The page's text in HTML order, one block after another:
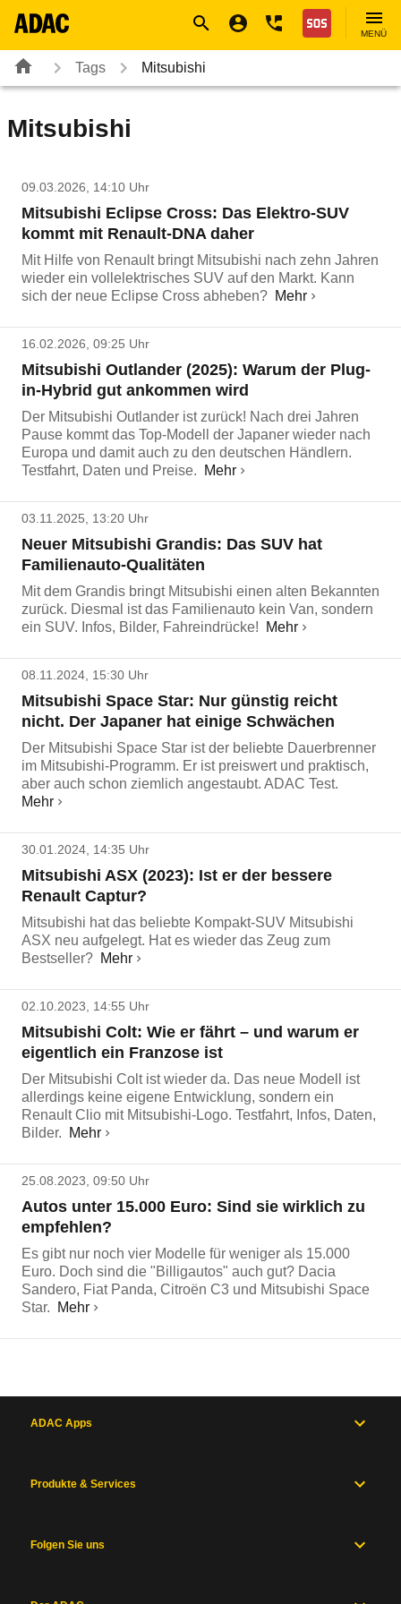
Nothilfe
MENÜ
Tags Mitsubishi
Mitsubishi
09.03.2026, 14:10 Uhr
Mitsubishi Eclipse Cross: Das Elektro-SUV
kommt mit Renault-DNA daher
Mit Hilfe von Renault bringt Mitsubishi nach zehn Jahren
wieder ein vollelektrisches SUV auf den Markt. Kann
sich der neue Eclipse Cross abheben? Mehr
16.02.2026, 09:25 Uhr
Mitsubishi Outlander (2025): Warum der Plug-
in-Hybrid gut ankommen wird
Der Mitsubishi Outlander ist zurück! Nach drei Jahren
Pause kommt das Top-Modell der Japaner wieder nach
Europa und damit auch zu den deutschen Händlern.
Testfahrt, Daten und Preise.
Mehr
03.11.2025, 13:20 Uhr
Neuer Mitsubishi Grandis: Das SUV hat
Familienauto-Qualitäten
Mit dem Grandis bringt Mitsubishi einen alten Bekannten
zurück. Diesmal ist das Familienauto kein Van, sondern
ein SUV. Infos, Bilder, Fahreindrücke!
Mehr
08.11.2024, 15:30 Uhr
Mitsubishi Space Star: Nur günstig reicht
nicht. Der Japaner hat einige Schwächen
Der Mitsubishi Space Star ist der beliebte Dauerbrenner
im Mitsubishi-Programm. Er ist preiswert und praktisch,
aber auch schon ziemlich angestaubt. ADAC Test.
Mehr
30.01.2024, 14:35 Uhr
Mitsubishi ASX (2023): Ist er der bessere
Renault Captur?
Mitsubishi hat das beliebte Kompakt-SUV Mitsubishi
ASX neu aufgelegt. Hat es wieder das Zeug zum
Bestseller? Mehr
02.10.2023, 14:55 Uhr
Mitsubishi Colt: Wie er fährt – und warum er
eigentlich ein Franzose ist
Der Mitsubishi Colt ist wieder da. Das neue Modell ist
allerdings keine eigene Entwicklung, sondern ein
Renault Clio mit Mitsubishi-Logo. Testfahrt, Infos, Daten,
Bilder.
Mehr
25.08.2023, 09:50 Uhr
Autos unter 15.000 Euro: Sind sie wirklich zu
empfehlen?
Es gibt nur noch vier Modelle für weniger als 15.000
Euro. Doch sind die "Billigautos" auch gut? Dacia
Sandero, Fiat Panda, Citroën C3 und Mitsubishi Space
Star.
Mehr
ADAC Apps
Produkte & Services
Folgen Sie uns